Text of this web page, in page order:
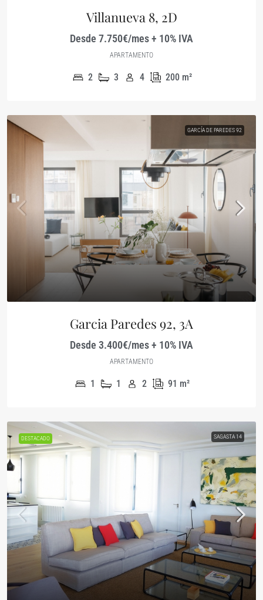
Villanueva 8, 2D
Desde 7.750€/mes + 10% IVA
APARTAMENTO
2 3 4 200 m²
GARCÍA DE PAREDES 92
Garcia Paredes 92, 3A
Desde 3.400€/mes + 10% IVA
APARTAMENTO
1 1 2 91 m²
DESTACADO SAGASTA 14